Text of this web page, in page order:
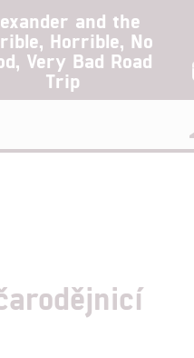
and the
Horrible, No
Very Bad Road
Trip